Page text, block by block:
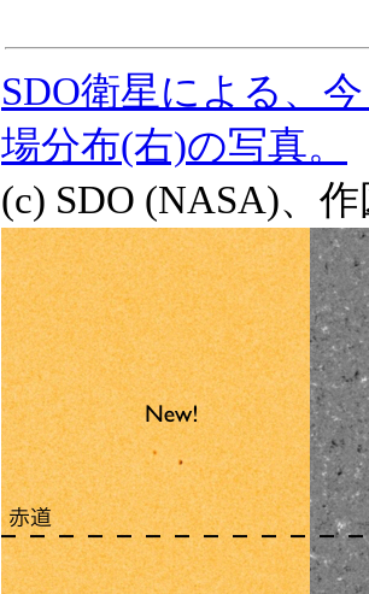
SDO衛星による、
場分布(右)の写真。
(c) SDO (NASA)、